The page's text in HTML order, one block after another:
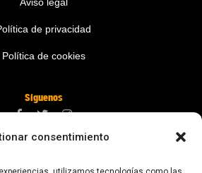
consentimiento
de privacidad
Política de cookies
Síguenos